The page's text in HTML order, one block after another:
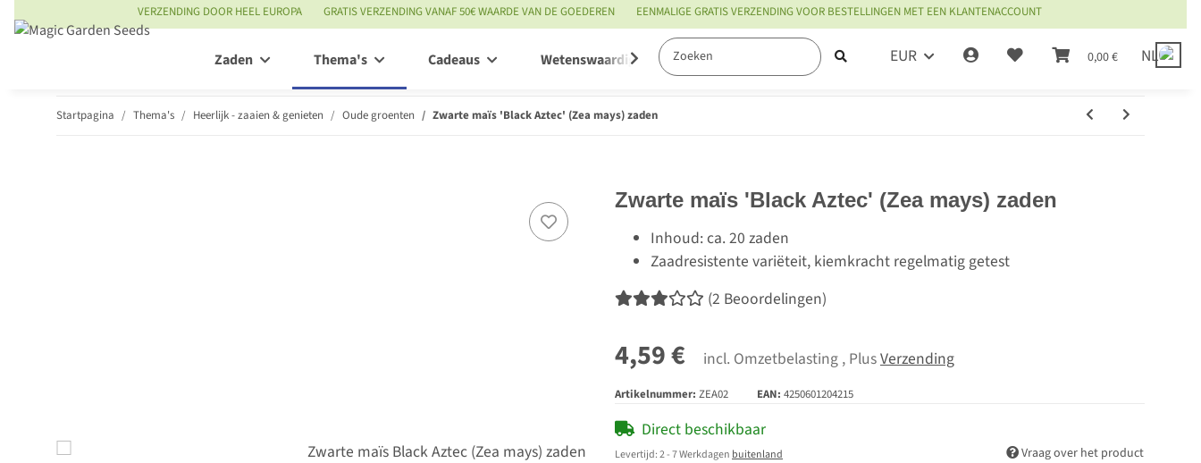
VERZENDING DOOR HEEL EUROPA GRATIS VERZENDING VANAF 50€ WAARDE VAN DE GOEDEREN EENMALIGE GRATIS VERZENDING VOOR BESTELLINGEN MET EEN KLANTENACCOUNT
EUR 0,00 € NL
Zaden Thema's Cadeaus Wetenswaardigheden
Startpagina Thema's Heerlijk - zaaien & genieten Oude groenten Zwarte maïs 'Black Aztec' (Zea mays) zaden
Zwarte maïs 'Black Aztec' (Zea mays) zaden
Inhoud: ca. 20 zaden
Zaadresistente variëteit, kiemkracht regelmatig getest
(2 Beoordelingen)
4,59 € incl. Omzetbelasting , PlusVerzending
Artikelnummer: ZEA02 EAN: 4250601204215
Direct beschikbaar
Levertijd:2 - 7 Werkdagen buitenland Vraag over het product